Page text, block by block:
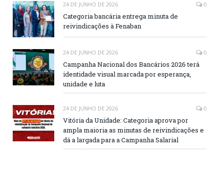
24 DE JUNHO DE 2026 0
Categoria bancária entrega minuta de
reivindicações à Fenaban
24 DE JUNHO DE 2026 0
Campanha Nacional dos Bancários 2026 terá
identidade visual marcada por esperança,
unidade e luta
24 DE JUNHO DE 2026 0
Vitória da Unidade: Categoria aprova por
ampla maioria as minutas de reivindicações e
dá a largada para a Campanha Salarial